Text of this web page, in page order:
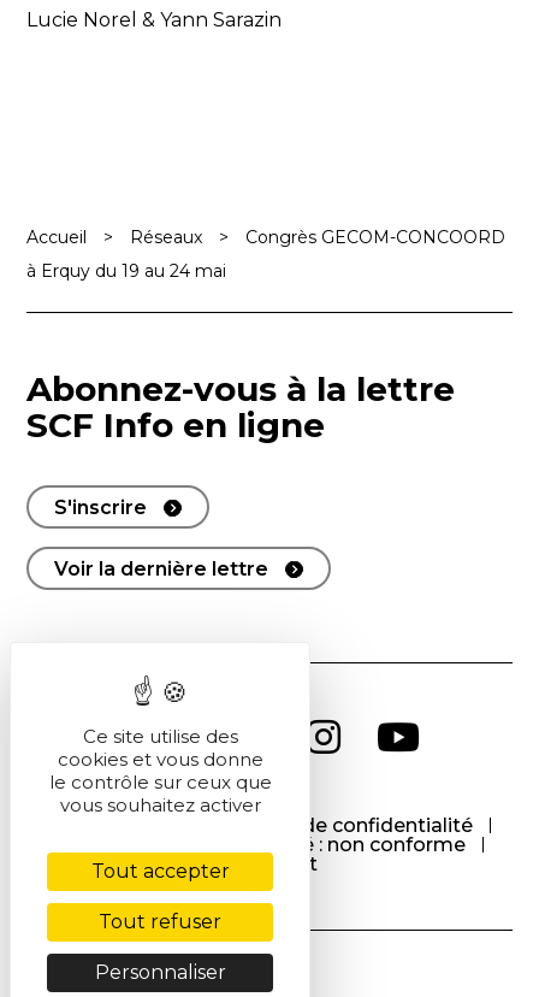
Lucie Norel & Yann Sarazin
Accueil > Réseaux >
Congrès GECOM-CONCOORD
à Erquy du 19 au 24 mai
Abonnez-vous à la lettre
SCF Info en ligne
S'inscrire
Voir la dernière lettre
Politique de confidentialité
Accessibilité : non conforme
Contact
Ce site utilise des
cookies et vous donne
le contrôle sur ceux que
vous souhaitez activer
Tout accepter
Tout refuser
Personnaliser